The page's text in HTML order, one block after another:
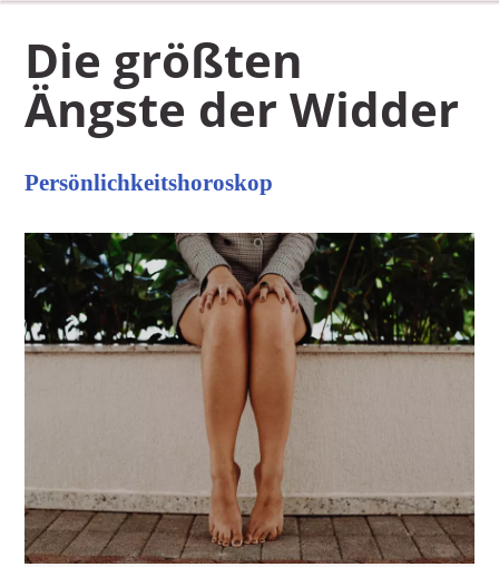
Die größten
Ängste der Widder
Persönlichkeitshoroskop